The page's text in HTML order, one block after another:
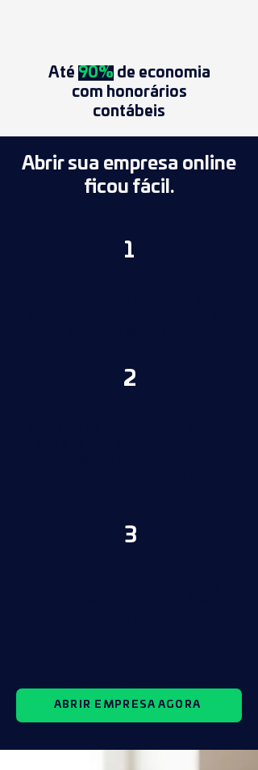
Até 90% de economia
com honorários
contábeis
Abrir sua empresa online
ficou fácil.
1
2
3
ABRIR EMPRESA AGORA